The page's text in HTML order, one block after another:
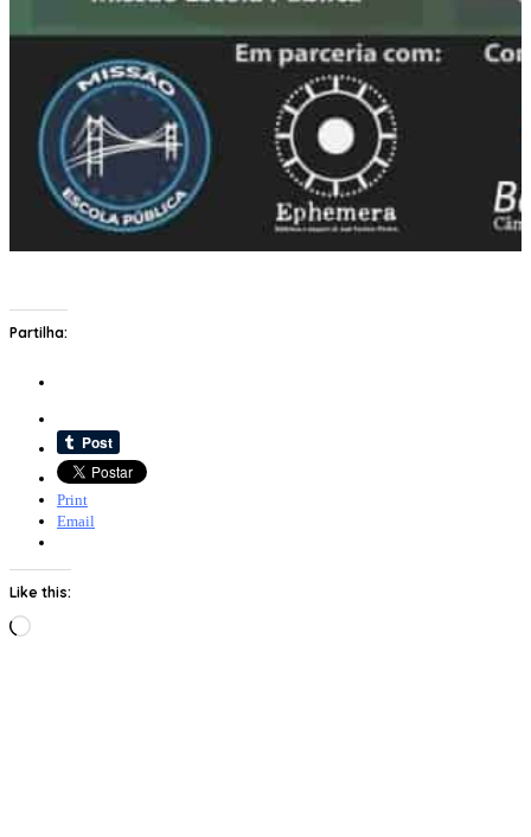
Partilha:
Print
Email
Like this:
Loading…